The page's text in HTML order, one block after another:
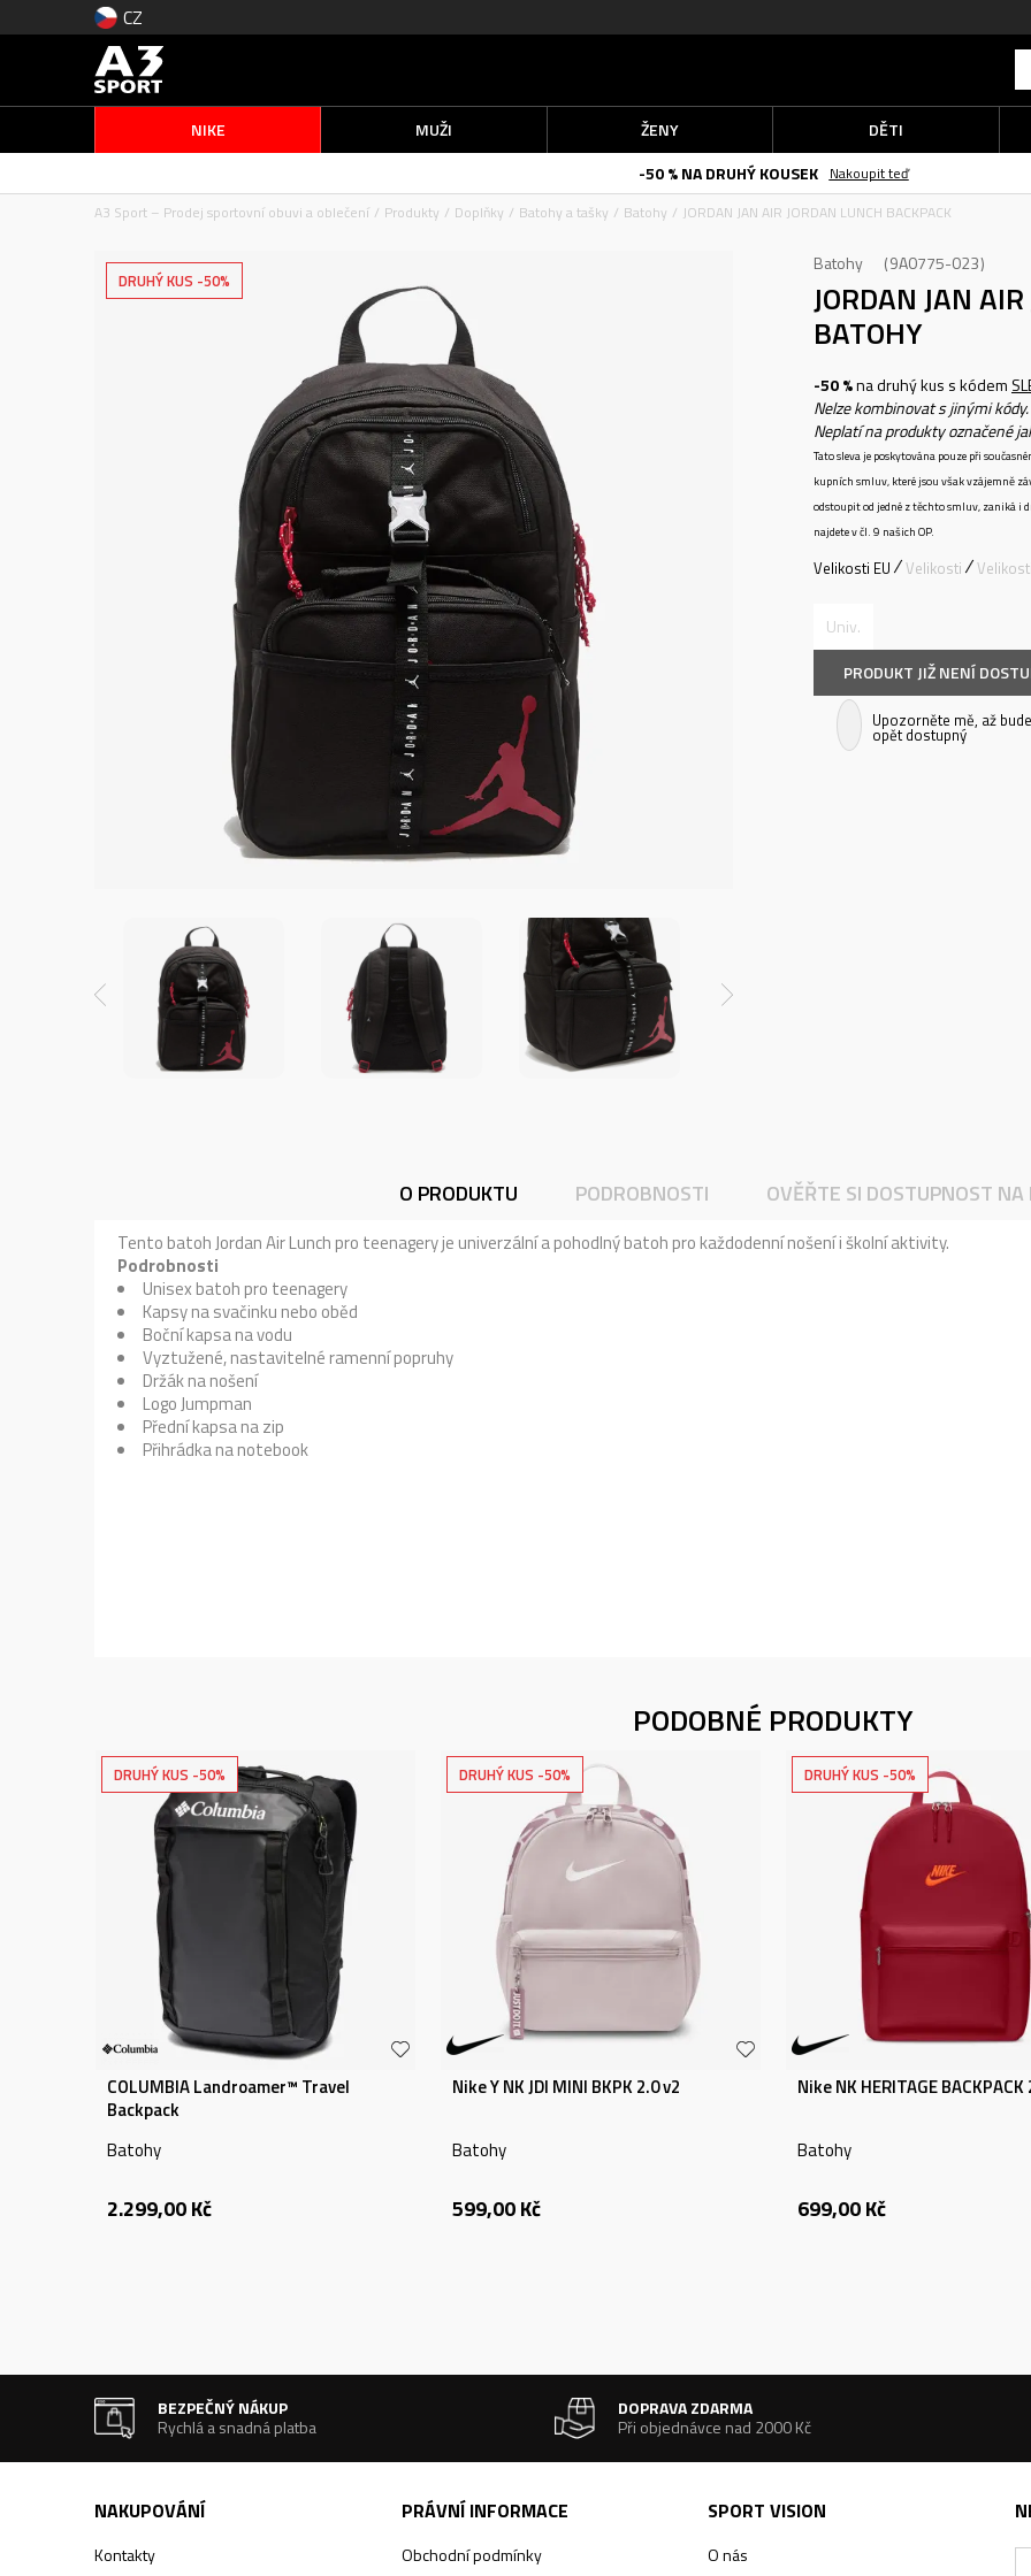
CZ
NIKE MUŽI ŽENY DĚTI
-50 % NA DRUHÝ KOUSEK
Nakoupit teď
A3 Sport – Prodej sportovní obuvi a oblečení
Produkty Doplňky Batohy a tašky Batohy JORDAN JAN AIR JORDAN LUNCH BACKPACK
DRUHÝ KUS -50%
Batohy 9A0775-023
JORDAN JAN
BATOHY
-50 %na druhý kus s kódem
Nelze kombinovat s jinými kódy.
Neplatí na produkty označené
Tato sleva je poskytována pouze při
kupních smluv, které jsou však vzájemně
odstoupit od jedné z těchto smluv, zaniká i
najdete v čl. 9 našich OP.
Velikosti EU Velikosti
Univ.
PRODUKT JIŽ NENÍ
Upozorněte mě, až
opět dostupný
O PRODUKTU PODROBNOSTI OVĚŘTE SI DOSTUPNOST NA
Tento batoh Jordan Air Lunch pro teenagery je univerzální a pohodlný batoh pro každodenní nošení i školní aktivity.
Podrobnosti
Unisex batoh pro teenagery
Kapsy na svačinku nebo oběd
Boční kapsa na vodu
Vyztužené, nastavitelné ramenní popruhy
Držák na nošení
Logo Jumpman
Přední kapsa na zip
Přihrádka na notebook
PODOBNÉ PRODUKTY
DRUHÝ KUS -50%
COLUMBIA Landroamer™ Travel
Backpack
Batohy
2.299,00Kč
DRUHÝ KUS -50%
Nike Y NK JDI MINI BKPK 2.0 v2
Batohy
599,00Kč
DRUHÝ KUS -50%
Nike NK HERITAGE BACKPACK
Batohy
699,00Kč
BEZPEČNÝ NÁKUP
Rychlá a snadná platba
DOPRAVA ZDARMA
Při objednávce nad 2000 Kč
NAKUPOVÁNÍ
Kontakty
PRÁVNÍ INFORMACE
Obchodní podmínky
SPORT VISION
O nás